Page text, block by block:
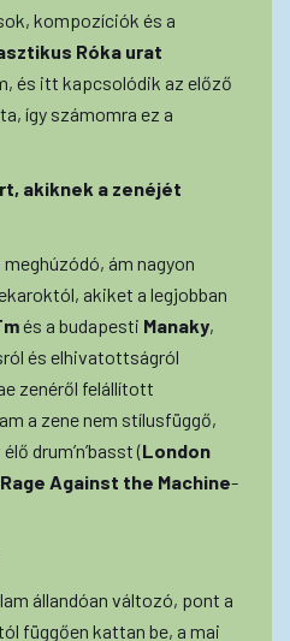
kompozíciók és a
Róka urat
és itt kapcsolódik az előző
így számomra ez a
akiknek a zenéjét
ám nagyon
akiket a legjobban
és a budapesti Manaky,
és elhivatottságról
zenéről felállított
a zene nem stílusfüggő,
drum’n’basst (London
Rage Against the Machine-
állandóan változó, pont a
függően kattan be, a mai